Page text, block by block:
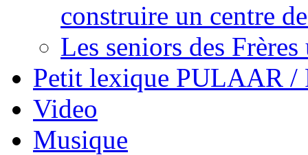
construire un centre
Les seniors des Frères
Petit lexique PULAAR
Video
Musique